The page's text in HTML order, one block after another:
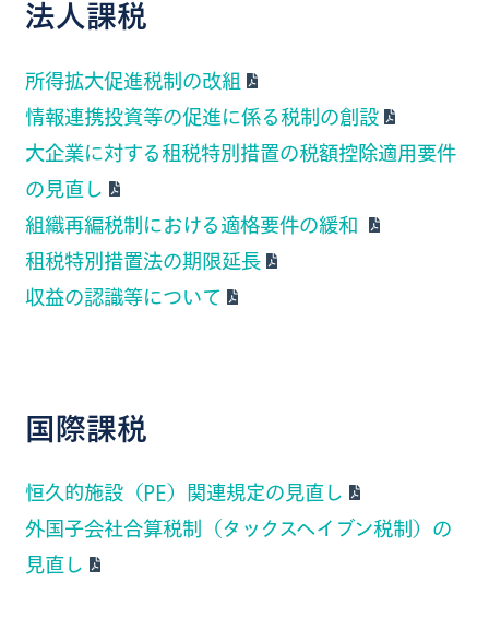
法人課税
所得拡大促進税制の改組
情報連携投資等の促進に係る税制の創設
大企業に対する租税特別措置の税額控除適用要件
の見直し
組織再編税制における適格要件の緩和
租税特別措置法の期限延長
収益の認識等について
国際課税
恒久的施設（PE）関連規定の見直し
外国子会社合算税制（タックスヘイブン税制）の
見直し